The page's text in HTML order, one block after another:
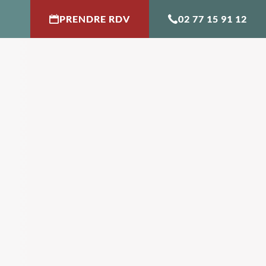
PRENDRE RDV 02 77 15 91 12